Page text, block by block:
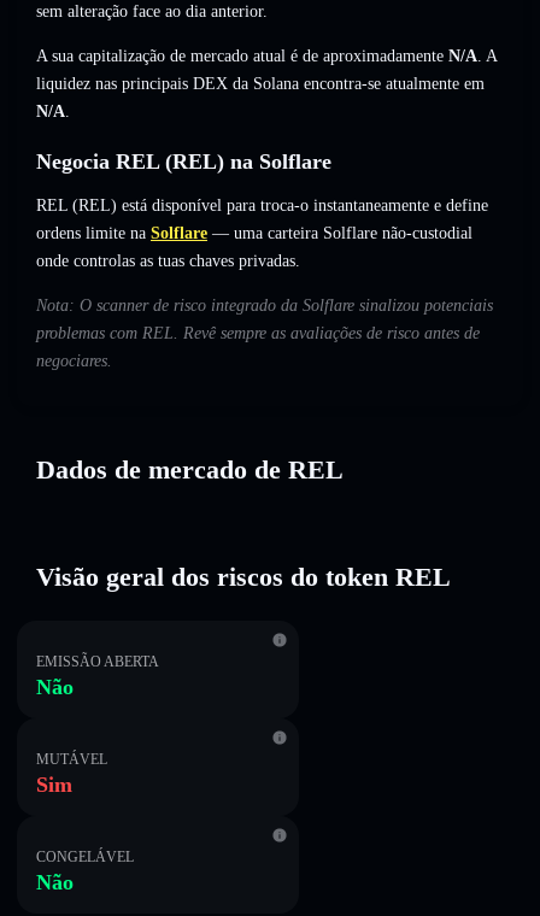
sem alteração face ao dia anterior.
A sua capitalização de mercado atual é de aproximadamente N/A. A
liquidez nas principais DEX da Solana encontra-se atualmente em
N/A.
Negocia REL (REL) na Solflare
REL (REL) está disponível para troca-o instantaneamente e define
ordens limite na Solflare — uma carteira Solflare não-custodial
onde controlas as tuas chaves privadas.
Nota: O scanner de risco integrado da Solflare sinalizou potenciais
problemas com REL. Revê sempre as avaliações de risco antes de
negociares.
Dados de mercado de REL
Visão geral dos riscos do token REL
EMISSÃO ABERTA
Não
MUTÁVEL
Sim
CONGELÁVEL
Não